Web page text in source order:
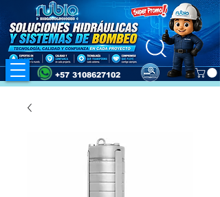
+57 3108627102